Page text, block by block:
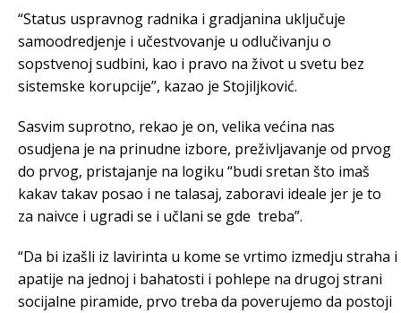
“Status uspravnog radnika i gradjanina uključuje
samoodredjenje i učestvovanje u odlučivanju o
sopstvenoj sudbini, kao i pravo na život u svetu bez
sistemske korupcije”, kazao je Stojiljković.
Sasvim suprotno, rekao je on, velika većina nas
osudjena je na prinudne izbore, preživljavanje od prvog
do prvog, pristajanje na logiku “budi sretan što imaš
kakav takav posao i ne talasaj, zaboravi ideale jer je to
za naivce i ugradi se i učlani se gde treba”.
“Da bi izašli iz lavirinta u kome se vrtimo izmedju straha i
apatije na jednoj i bahatosti i pohlepe na drugoj strani
socijalne piramide, prvo treba da poverujemo da postoji